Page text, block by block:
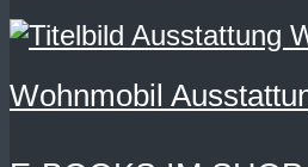
Wohnmobil